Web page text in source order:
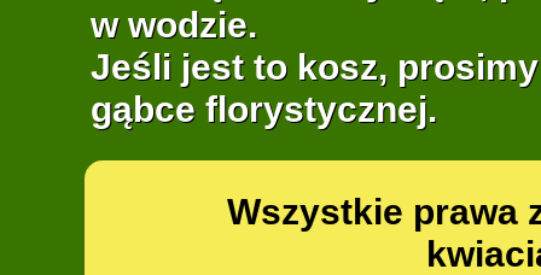
w wodzie.
Jeśli jest to kosz,
gąbce florystycznej.
Wszystkie prawa